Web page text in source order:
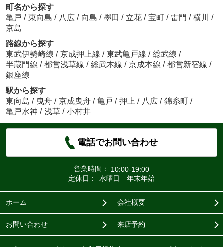
町名から探す
亀戸 / 東向島 / 八広 / 向島 / 墨田 / 立花 / 宝町 / 雷門 / 横川 /
京島
路線から探す
東武伊勢崎線 / 京成押上線 / 東武亀戸線 / 総武線 /
半蔵門線 / 都営浅草線 / 総武本線 / 京成本線 / 都営新宿線 /
銀座線
駅から探す
東向島 / 曳舟 / 京成曳舟 / 亀戸 / 押上 / 八広 / 錦糸町 /
亀戸水神 / 浅草 / 小村井
電話でお問い合わせ
営業時間：
10:00-19:00
定休日：
水曜日 年末年始
ホーム 会社概要
お問い合わせ 来店予約